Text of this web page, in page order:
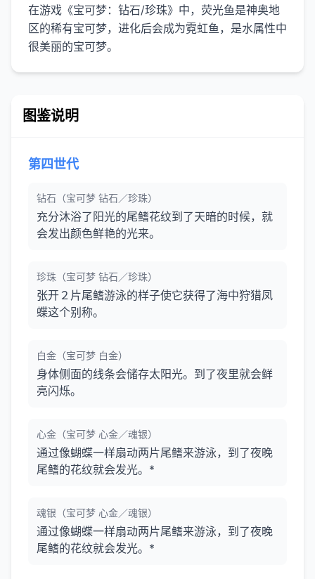
在游戏《宝可梦：钻石/珍珠》中，荧光鱼是神奥地
区的稀有宝可梦，进化后会成为霓虹鱼，是水属性中
图鉴说明
第四世代
钻石（宝可梦 钻石／珍珠）
充分沐浴了阳光的尾鳍花纹到了天暗的时候，就
会发出颜色鲜艳的光来。
珍珠（宝可梦 钻石／珍珠）
张开２片尾鳍游泳的样子使它获得了海中狩猎凤
蝶这个别称。
白金（宝可梦 白金）
身体侧面的线条会储存太阳光。到了夜里就会鲜
亮闪烁。
心金（宝可梦 心金／魂银）
通过像蝴蝶一样扇动两片尾鳍来游泳，到了夜晚
尾鳍的花纹就会发光。*
魂银（宝可梦 心金／魂银）
通过像蝴蝶一样扇动两片尾鳍来游泳，到了夜晚
尾鳍的花纹就会发光。*